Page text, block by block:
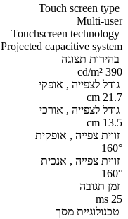
Touch screen type
Multi-user
Touchscreen technology
Projected capacitive system
בהירות תצוגה
390 cd/m²
גודל לצפייה , אופקי
21.7 cm
גודל לצפייה , אורכי
13.5 cm
זווית צפייה , אופקית
160°
זווית צפייה , אנכית
160°
זמן תגובה
25 ms
טכנולוגיית מסך